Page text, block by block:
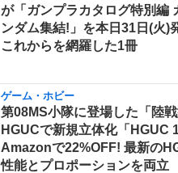
が「ガンプラカタログ特別編
ンダム集結!」を本日31日(火)
これからを網羅した1冊
ゲーム・ホビー
第08MS小隊に登場した「陸
HGUCで新規立体化「HGUC
Amazonで22%OFF! 最新の
性能とプロポーションを両立